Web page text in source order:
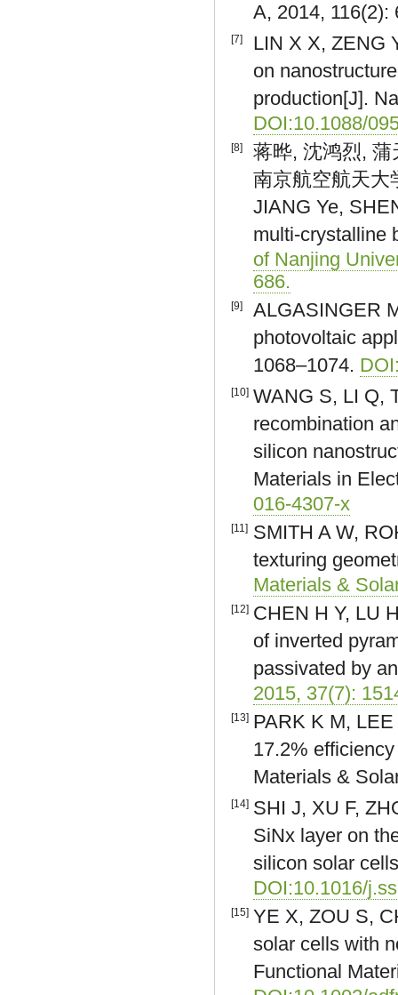
A, 2014,
[7]
LIN X X, ZENG
on
production[J].
DOI:10.1088/
[8]
蒋晔, 沈鸿烈,
南京航空航天大
JIANG Ye,
multi-crystalline
of Nanjing
686.
[9]
ALGASINGER
photovoltaic
1068–1074.
[10] WANG S, LI Q,
recombination
silicon
Materials in
016-4307-x
[11] SMITH A W,
texturing
Materials &
[12] CHEN H Y, LU
of inverted
passivated by
2015, 37(7):
[13] PARK K M,
17.2%
Materials &
[14] SHI J, XU F,
SiNx layer on
silicon solar
DOI:10.1016/
[15] YE X, ZOU S,
solar cells with
Functional